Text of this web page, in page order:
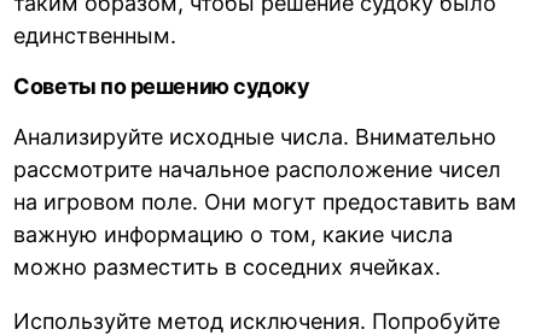
единственным.
Советы по решению судоку
Анализируйте исходные числа. Внимательно
рассмотрите начальное расположение чисел
на игровом поле. Они могут предоставить вам
важную информацию о том, какие числа
можно разместить в соседних ячейках.
Используйте метод исключения. Попробуйте